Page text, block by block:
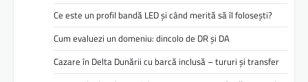
Ce este un profil bandă LED și când merită să îl folosești?
Cum evaluezi un domeniu: dincolo de DR și DA
Cazare în Delta Dunării cu barcă inclusă – tururi și transfer